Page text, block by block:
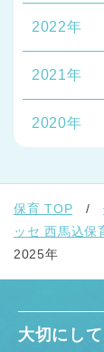
2022年
2021年
2020年
保育 TOP
ッセ 西馬込保
2025年
大切にし